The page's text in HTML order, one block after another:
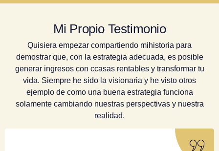
Mi Propio Testimonio
Quisiera empezar compartiendo mihistoria para
demostrar que, con la estrategia adecuada, es posible
generar ingresos con ccasas rentables y transformar tu
vida. Siempre he sido la visionaria y he visto otros
ejemplo de como una buena estrategia funciona
solamente cambiando nuestras perspectivas y nuestra
realidad.